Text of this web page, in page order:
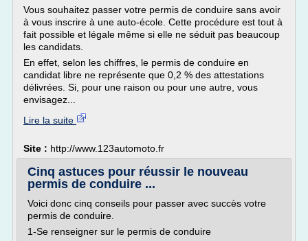
Vous souhaitez passer votre permis de conduire sans avoir
à vous inscrire à une auto-école. Cette procédure est tout à
fait possible et légale même si elle ne séduit pas beaucoup
les candidats.
En effet, selon les chiffres, le permis de conduire en
candidat libre ne représente que 0,2 % des attestations
délivrées. Si, pour une raison ou pour une autre, vous
envisagez...
Lire la suite
Site : http://www.123automoto.fr
Cinq astuces pour réussir le nouveau
permis de conduire ...
Voici donc cinq conseils pour passer avec succès votre
permis de conduire.
1-Se renseigner sur le permis de conduire